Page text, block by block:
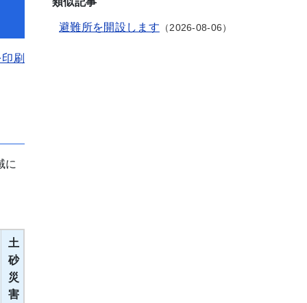
刷
に
土
砂
災
害
避難所を開設します 2026-08-06